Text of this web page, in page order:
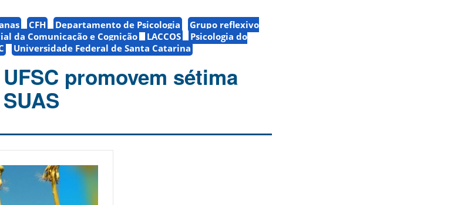
CFH Departamento de Psicologia
Grupo reflexivo
da Comunicação e Cognição LACCOS
Psicologia do
Universidade Federal de Santa Catarina
promovem sétima